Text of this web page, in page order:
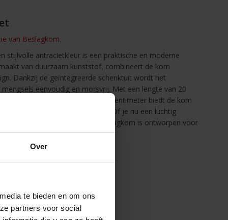
Over
te bieden en om ons
partners voor social
van Beslagkom.
stijlvolle antracietkleur is een praktische en moderne
van duurzaam kunststof, combineert de kom
Dankzij de geïntegreerde schenktuit wordt het
eenvoudig en morsvrij. Met een lengte van 20
en een hoogte van 14 centimeter biedt de kom
te mengen, kloppen of roeren. Of je nu een luchtig
voor een saus mengt, deze beslagkom is ontworpen voor
de hand.